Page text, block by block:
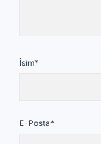
İsim*
E-Posta*